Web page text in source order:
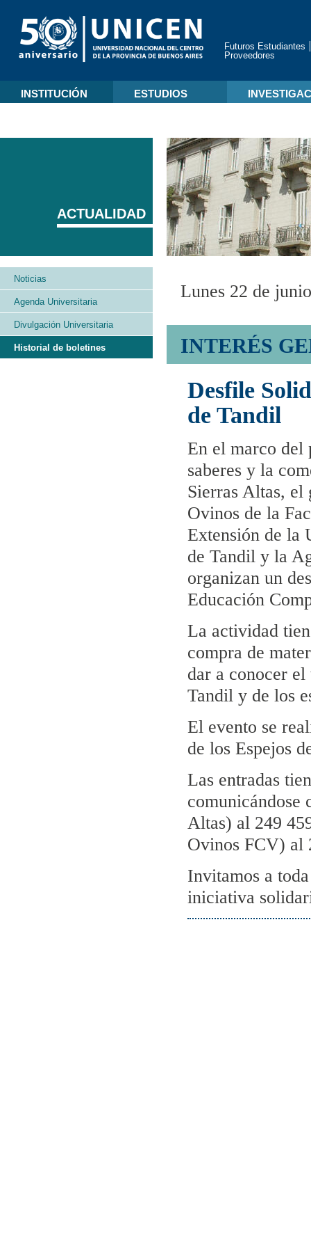
Futuros Estudiantes
Proveedores
INSTITUCIÓN ESTUDIOS
Lunes 22 de
INTERÉS
Desfile
de Tandil
En el marco del
saberes y la
Sierras Altas, el
Ovinos de la
Extensión de la
de Tandil y la
organizan un
Educación
La actividad
compra de
dar a conocer el
Tandil y de los
El evento se
de los Espejos
Las entradas
comunicándose
Altas) al 249
Ovinos FCV) al
Invitamos a
iniciativa
ACTUALIDAD
Noticias
Agenda Universitaria
Divulgación Universitaria
Historial de boletines